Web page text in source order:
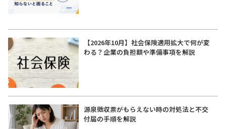
【2026年10月】社会保険適用拡大で何が変
わる？企業の負担額や準備事項を解説
源泉徴収票がもらえない時の対処法と不交
付届の手順を解説